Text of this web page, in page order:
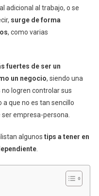
adicional al trabajo, o se
surge de forma
, como varias
fuertes de ser un
un negocio, siendo una
logren controlar sus
que no es tan sencillo
empresa-persona.
algunos tips a tener en
.